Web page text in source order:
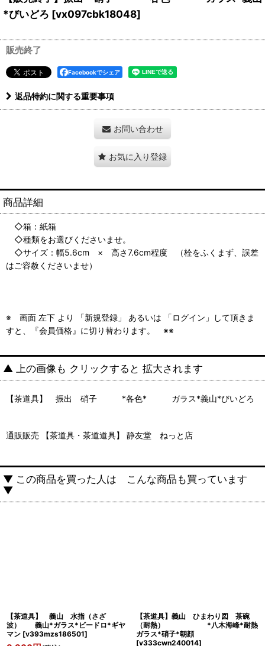
*びいどろ [vx097cbk18048]
販売終了
Facebookでシェア
返品特約に関する重要事項
お問い合わせ
お気に入り登録
商品詳細
◇箱：紙箱
◇種類をお選びくださいませ。
◇サイズ：幅5.6cm × 高さ7.6cm程度 （栓をふくまず、誤差
はご容赦くださいませ）
※ 画面 左下 より 「新規登録」 あるいは 「ログイン」して頂きま
すと、『会員価格』に切り替わります。 ※※
▲ 上の画像も クリックすると 拡大されます
【茶道具】 振出 硝子 *各色* ガラス*義山*びいどろ
通販販売 【茶道具・茶道道具】 静友堂 ねっと店
▼ この商品を買った人は こんな商品も買っています
▼
【茶道具】 義山 水指（さざ
波） 義山*ガラス*ビードロ*ギヤ
マン [v393mzs186501]
【茶道具】義山 ひまわり図 茶碗
（耐熱） *八木海峰*耐熱
ガラス*硝子*朝顔
[v333cwn240014]